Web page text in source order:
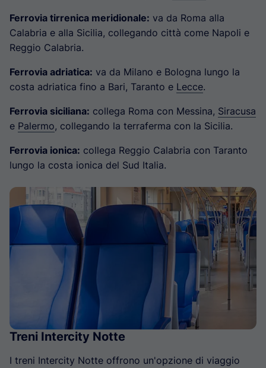
Ferrovia tirrenica meridionale: va da Roma alla
Calabria e alla Sicilia, collegando città come Napoli e
Reggio Calabria.
Ferrovia adriatica: va da Milano e Bologna lungo la
costa adriatica fino a Bari, Taranto e Lecce.
Ferrovia siciliana: collega Roma con Messina, Siracusa
e Palermo, collegando la terraferma con la Sicilia.
Ferrovia ionica: collega Reggio Calabria con Taranto
lungo la costa ionica del Sud Italia.
Treni Intercity Notte
I treni Intercity Notte offrono un'opzione di viaggio